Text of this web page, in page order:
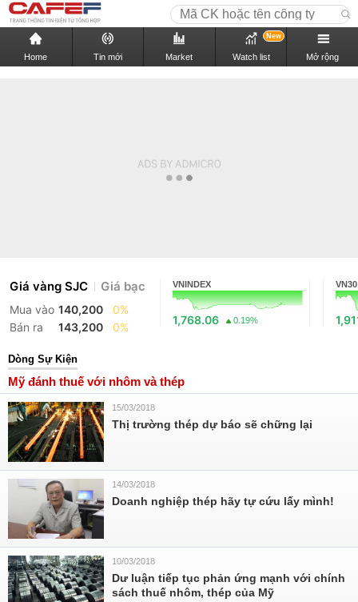
Home Tin mới Market Watch list
New
Mở rộng
Giá vàng SJC Giá bạc
Mua vào 140,200
0%
Bán ra
143,200 0%
VNINDEX
1,768.06 0.19%
VN30
Dòng Sự Kiện
Mỹ đánh thuế với nhôm và thép
15/03/2018
Thị trường thép dự báo sẽ chững lại
14/03/2018
Doanh nghiệp thép hãy tự cứu lấy mình!
10/03/2018
Dư luận tiếp tục phản ứng mạnh với chính
sách thuế nhôm, thép của Mỹ